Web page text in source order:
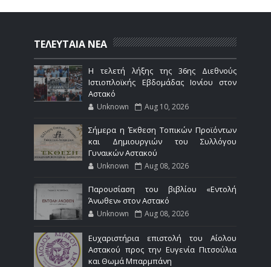
ΤΕΛΕΥΤΑΙΑ ΝΕΑ
Η τελετή λήξης της 36ης Διεθνούς
Ιστιοπλοϊκής Εβδομάδας Ιονίου στον
Αστακό
Unknown Aug 10, 2026
Σήμερα η Έκθεση Τοπικών Προϊόντων
και Δημιουργιών του Συλλόγου
Γυναικών Αστακού
Unknown Aug 08, 2026
Παρουσίαση του βιβλίου «Εντολή
Άνωθεν» στον Αστακό
Unknown Aug 08, 2026
Ευχαριστήρια επιστολή του Αίολου
Αστακού προς την Ευγενία Πιτσούλια
και Θωμά Μπαρμπάνη